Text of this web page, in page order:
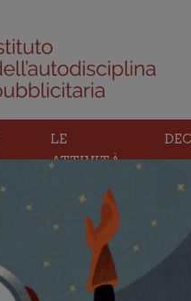
LE
ATTIVITÀ